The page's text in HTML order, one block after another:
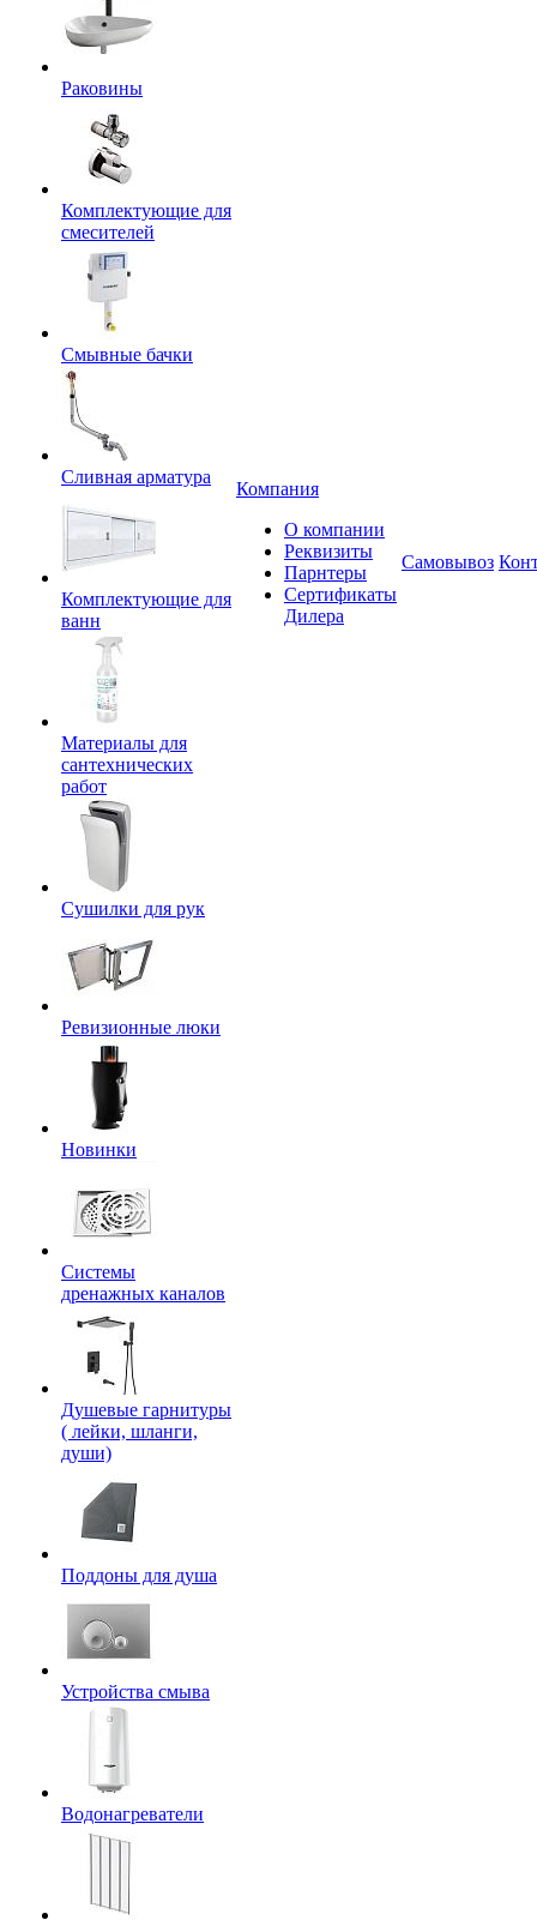
Раковины
Комплектующие для
смесителей
Смывные бачки
Сливная арматура
Комплектующие для
ванн
Материалы для
сантехнических
работ
Сушилки для рук
Ревизионные люки
Новинки
Системы
дренажных каналов
Душевые гарнитуры
( лейки, шланги,
души)
Поддоны для душа
Устройства смыва
Водонагреватели
Компания
О компании
Реквизиты
Парнтеры
Сертификаты
Дилера
Самовывоз